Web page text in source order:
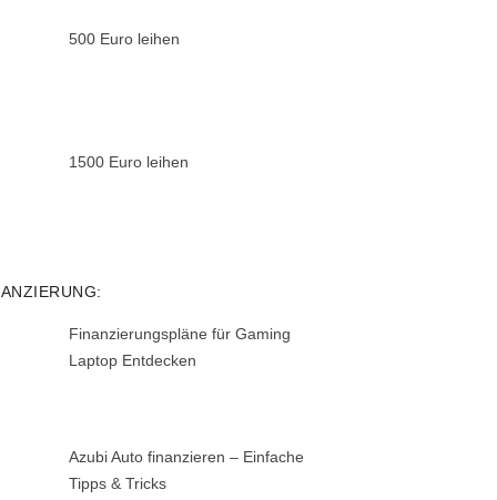
500 Euro leihen
1500 Euro leihen
Finanzierungspläne für Gaming
Laptop Entdecken
Azubi Auto finanzieren – Einfache
Tipps & Tricks